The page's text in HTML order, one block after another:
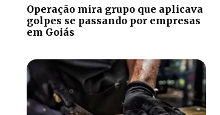
Operação mira grupo que aplicava
golpes se passando por empresas
em Goiás